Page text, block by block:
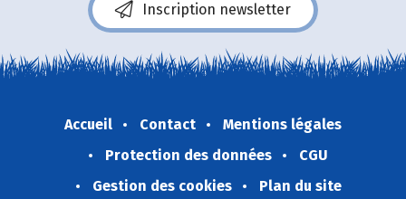
Inscription newsletter
Accueil Contact
Mentions légales
Protection des données
CGU
Gestion des cookies
Plan du site